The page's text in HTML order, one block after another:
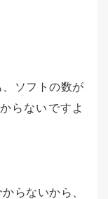
、ソフトの数が
らないですよ
らないから、